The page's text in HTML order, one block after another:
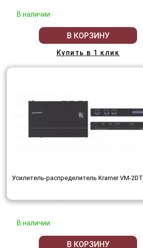
В наличии
В КОРЗИНУ
Купить в 1 клик
Усилитель-распределитель Kramer VM-2DT
В наличии
В КОРЗИНУ